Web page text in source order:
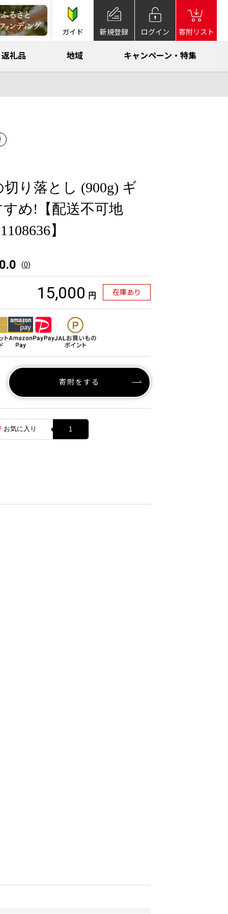
ガイド 新規登録 ログイン 寄附リスト
返礼品 地域 キャンペーン・特集
り落とし (900g) ギ
め!【配送不可地
】
0.0 (0)
15,000 円 在庫あり
寄附をする
お気に入り 1